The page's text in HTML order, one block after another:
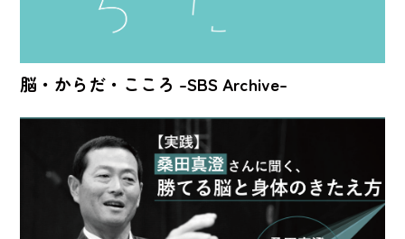
脳・からだ・こころ -SBS Archive-